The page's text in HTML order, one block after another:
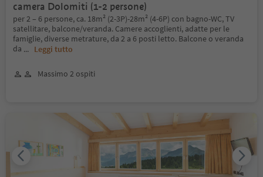
camera Dolomiti (1-2 persone)
per 2 – 6 persone, ca. 18m² (2-3P)-28m² (4-6P) con bagno-WC, TV
satellitare, balcone/veranda. Camere accoglienti, adatte per le
famiglie, diverse metrature, da 2 a 6 posti letto. Balcone o veranda
da ... Leggi tutto
Massimo 2 ospiti